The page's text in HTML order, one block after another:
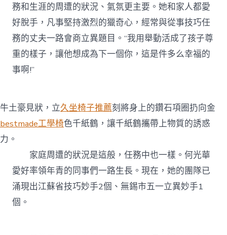
務和生涯的周遭的狀況、氣氛更主要。她和家人都愛
好脫手，凡事堅持激烈的獵奇心，經常與從事技巧任
務的丈夫一路會商立異題目。“我用舉動活成了孩子尊
重的樣子，讓他想成為下一個你，這是件多么幸福的
事啊!”
牛土豪見狀，立久坐椅子推薦刻將身上的鑽石項圈扔向金
bestmade工學椅色千紙鶴，讓千紙鶴攜帶上物質的誘惑
力。
家庭周遭的狀況是這般，任務中也一樣。何光華
愛好率領年青的同事們一路生長。現在，她的團隊已
涌現出江蘇省技巧妙手2個、無錫市五一立異妙手1
個。